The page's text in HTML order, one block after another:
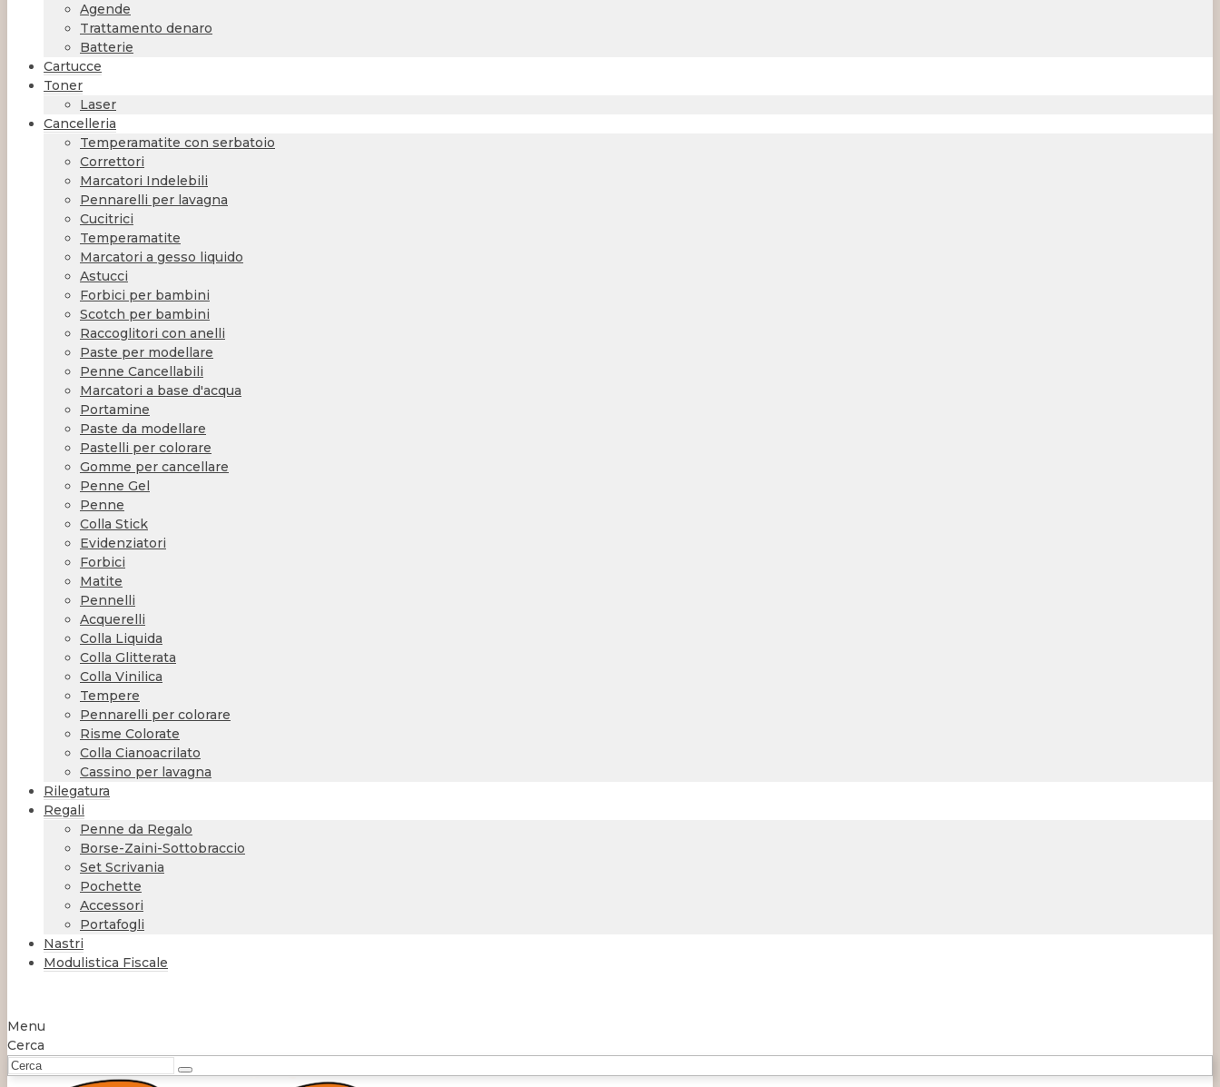
Agende
Trattamento denaro
Batterie
Cartucce
Toner
Laser
Cancelleria
Temperamatite con serbatoio
Correttori
Marcatori Indelebili
Pennarelli per lavagna
Cucitrici
Temperamatite
Marcatori a gesso liquido
Astucci
Forbici per bambini
Scotch per bambini
Raccoglitori con anelli
Paste per modellare
Penne Cancellabili
Marcatori a base d'acqua
Portamine
Paste da modellare
Pastelli per colorare
Gomme per cancellare
Penne Gel
Penne
Colla Stick
Evidenziatori
Forbici
Matite
Pennelli
Acquerelli
Colla Liquida
Colla Glitterata
Colla Vinilica
Tempere
Pennarelli per colorare
Risme Colorate
Colla Cianoacrilato
Cassino per lavagna
Rilegatura
Regali
Penne da Regalo
Borse-Zaini-Sottobraccio
Set Scrivania
Pochette
Accessori
Portafogli
Nastri
Modulistica Fiscale
Menu
Cerca